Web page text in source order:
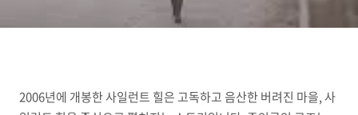
2006년에 개봉한 사일런트 힐은 고독하고 음산한 버려진 마을, 사